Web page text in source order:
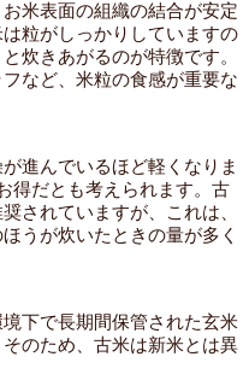
米表面の組織の結合が安定
粒がしっかりしていますの
炊きあがるのが特徴です。
など、米粒の食感が重要な
進んでいるほど軽くなりま
得だとも考えられます。古
されていますが、これは、
うが炊いたときの量が多く
下で長期間保管された玄米
のため、古米は新米とは異